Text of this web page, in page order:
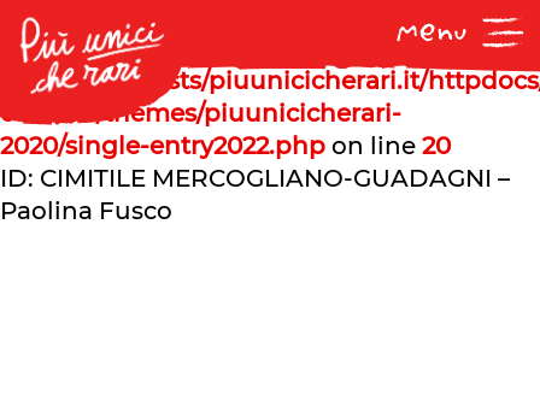
Notice : Undefined offset: 1 in
/var/www/vhosts/piuunicicherari.it/
content/themes/piuunicicherari-
2020/single-entry2022.php on line 20
ID: CIMITILE MERCOGLIANO-GUADAGNI –
Paolina Fusco